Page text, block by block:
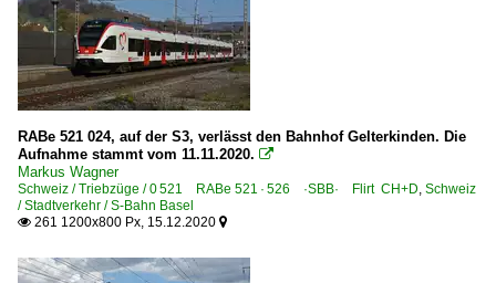
RABe 521 024, auf der S3, verlässt den Bahnhof Gelterkinden. Die
Aufnahme stammt vom 11.11.2020. 
Markus Wagner
Schweiz / Triebzüge / 0 521 RABe 521 · 526 ·SBB· Flirt CH+D, Schweiz
/ Stadtverkehr / S-Bahn Basel
 261 1200x800 Px, 15.12.2020 